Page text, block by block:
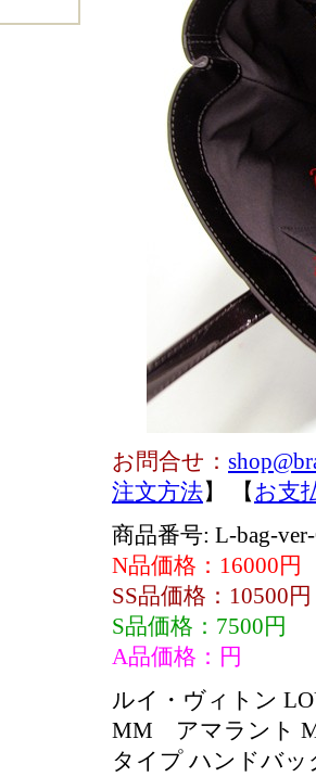
お問合せ：
注文方法】 【お支
商品番号: L-bag-
N品価格：16000円
SS品価格：10500円
S品価格：7500円
A品価格：円
ルイ・ヴィトン
MM アマラント
タイプ ハンドバッ